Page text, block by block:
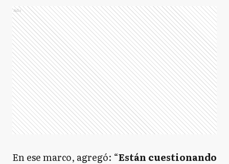
Ads
En ese marco, agregó: “Están cuestionando